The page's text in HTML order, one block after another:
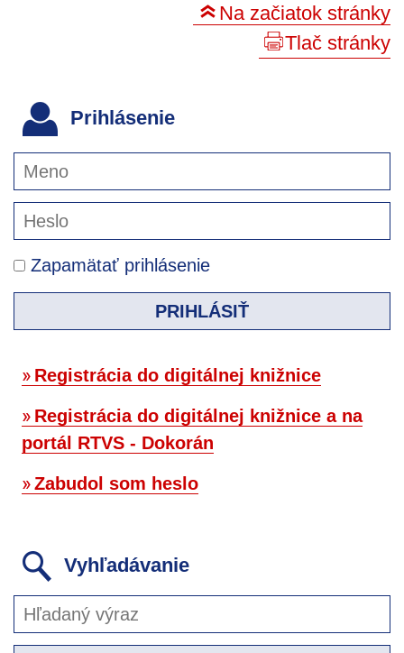
Na začiatok stránky
Tlač stránky
Prihlásenie
Zapamätať prihlásenie
PRIHLÁSIŤ
Registrácia do digitálnej knižnice
Registrácia do digitálnej knižnice a na
portál RTVS - Dokorán
Zabudol som heslo
Vyhľadávanie